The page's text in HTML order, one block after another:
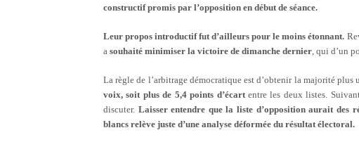
constructif promis par l’opposition en début de séance.
Leur propos introductif fut d’ailleurs pour le moins étonnant.
a souhaité minimiser la victoire de dimanche dernier, qui d’un
La règle de l’arbitrage démocratique est d’obtenir la majorité plus
voix, soit plus de 5,4 points d’écartentre les deux listes.
discuter. Laisser entendre que la liste d’opposition aurait des
blancs relève juste d’une analyse déformée du résultat électoral.